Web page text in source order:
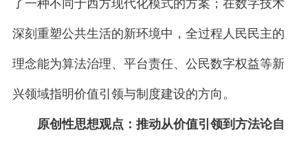
了一种不同于西方现代化模式的方案；在数字技术
深刻重塑公共生活的新环境中，全过程人民民主的
理念能为算法治理、平台责任、公民数字权益等新
兴领域指明价值引领与制度建设的方向。
原创性思想观点：推动从价值引领到方法论自